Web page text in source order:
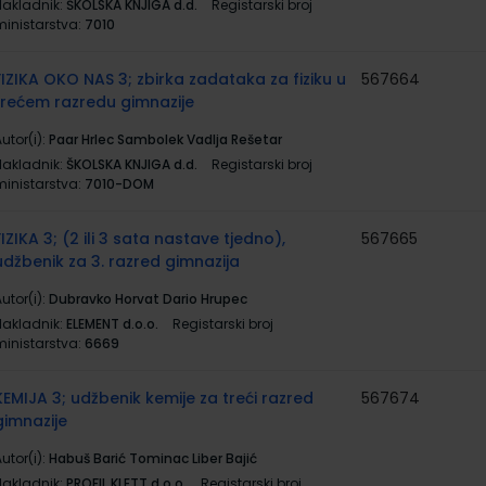
ŠKOLSKA KNJIGA d.d.
Registarski broj
7010
OKO NAS 3; zbirka zadataka za fiziku u
razredu gimnazije
Paar Hrlec Sambolek Vadlja Rešetar
ŠKOLSKA KNJIGA d.d.
Registarski broj
7010-DOM
567664
3; (2 ili 3 sata nastave tjedno),
za 3. razred gimnazija
Dubravko Horvat Dario Hrupec
ELEMENT d.o.o.
Registarski broj
6669
567665
3; udžbenik kemije za treći razred
Habuš Barić Tominac Liber Bajić
567674